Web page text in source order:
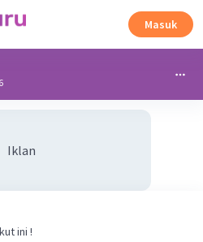
Masuk
Iklan
ini !